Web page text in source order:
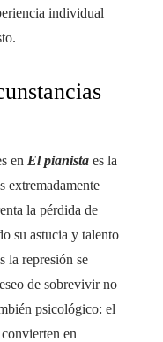
individual
en El pianista es la
extremadamente
la pérdida de
su astucia y talento
la represión se
de sobrevivir no
psicológico: el
en